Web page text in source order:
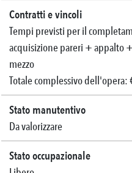
Contratti e vincoli
Tempi previsti per il
acquisizione pareri + appalto
mezzo
Totale complessivo
Stato manutentivo
Da valorizzare
Stato occupazionale